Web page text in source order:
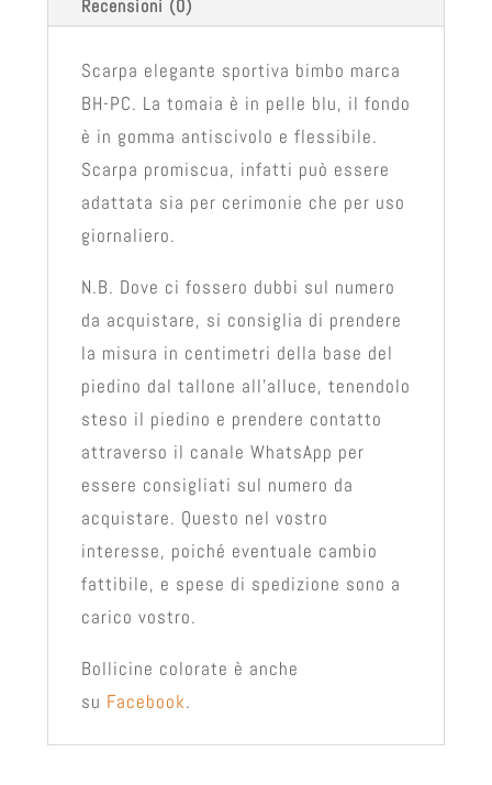
Recensioni (0)
Scarpa elegante sportiva bimbo marca
BH-PC. La tomaia è in pelle blu, il fondo
è in gomma antiscivolo e flessibile.
Scarpa promiscua, infatti può essere
adattata sia per cerimonie che per uso
giornaliero.
N.B. Dove ci fossero dubbi sul numero
da acquistare, si consiglia di prendere
la misura in centimetri della base del
piedino dal tallone all’alluce, tenendolo
steso il piedino e prendere contatto
attraverso il canale WhatsApp per
essere consigliati sul numero da
acquistare. Questo nel vostro
interesse, poiché eventuale cambio
fattibile, e spese di spedizione sono a
carico vostro.
Bollicine colorate è anche
su Facebook.